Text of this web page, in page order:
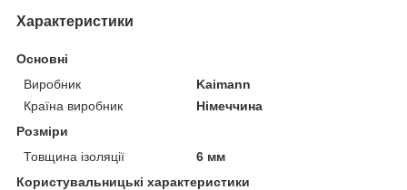
Характеристики
Основні
Виробник
Kaimann
Країна виробник
Німеччина
Розміри
Товщина ізоляції
6 мм
Користувальницькі характеристики